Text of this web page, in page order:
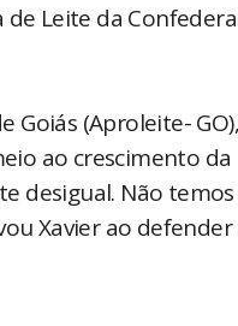
Leite da
Goiás (Aproleite- GO),
ao crescimento da
desigual. Não temos
Xavier ao defender